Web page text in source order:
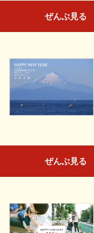
ぜんぶ見る
ぜんぶ見る